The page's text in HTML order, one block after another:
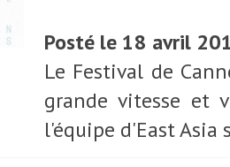
Posté le 18 avril
Le Festival de
grande vitesse et
l'équipe d'East Asia